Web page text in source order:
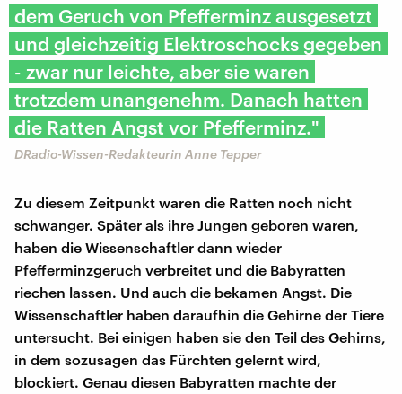
dem Geruch von Pfefferminz ausgesetzt
und gleichzeitig Elektroschocks gegeben
- zwar nur leichte, aber sie waren
trotzdem unangenehm. Danach hatten
die Ratten Angst vor Pfefferminz."
DRadio-Wissen-Redakteurin Anne Tepper
Zu diesem Zeitpunkt waren die Ratten noch nicht
schwanger. Später als ihre Jungen geboren waren,
haben die Wissenschaftler dann wieder
Pfefferminzgeruch verbreitet und die Babyratten
riechen lassen. Und auch die bekamen Angst. Die
Wissenschaftler haben daraufhin die Gehirne der Tiere
untersucht. Bei einigen haben sie den Teil des Gehirns,
in dem sozusagen das Fürchten gelernt wird,
blockiert. Genau diesen Babyratten machte der